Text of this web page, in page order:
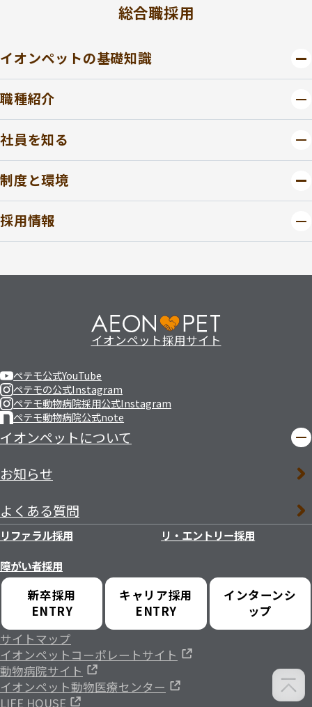
総合職採用
イオンペットの基礎知識
職種紹介
社員を知る
制度と環境
採用情報
イオンペット採用サイト
ペテモ公式YouTube
ペテモの公式Instagram
ペテモ動物病院採用公式Instagram
ペテモ動物病院公式note
イオンペットについて
お知らせ
よくある質問
リファラル採用 リ・エントリー採用
障がい者採用
新卒採用
ENTRY
キャリア採用
ENTRY
インターンシ
ップ
サイトマップ
イオンペットコーポレートサイト
動物病院サイト
イオンペット動物医療センター
LIFE HOUSE